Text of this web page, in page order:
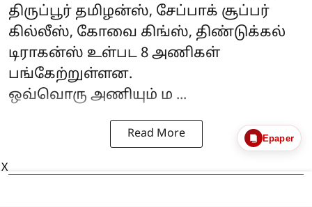
திருப்பூர் தமிழன்ஸ், சேப்பாக் சூப்பர்
கில்லீஸ், கோவை கிங்ஸ், திண்டுக்கல்
டிராகன்ஸ் உள்பட 8 அணிகள்
பங்கேற்றுள்ளன.
ஒவ்வொரு அணியும் ம ...
Read More Epaper
X